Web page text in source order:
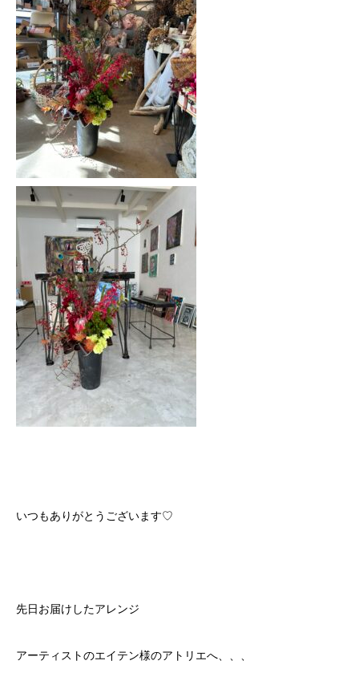
いつもありがとうございます♡
先日お届けしたアレンジ
アーティストのエイテン様のアトリエへ、、、